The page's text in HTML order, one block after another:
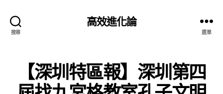
搜尋
高效進化論
選單
【深圳特區報】深圳第四